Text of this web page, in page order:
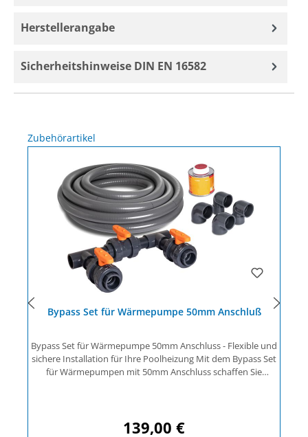
Herstellerangabe
Sicherheitshinweise DIN EN 16582
Produktgalerie überspringen
Zubehörartikel
Bypass Set für Wärmepumpe 50mm Anschluß
Bypass Set für Wärmepumpe 50mm Anschluss - Flexible und
sichere Installation für Ihre Poolheizung Mit dem Bypass Set
für Wärmepumpen mit 50mm Anschluss schaffen Sie
Dieses Set ermöglicht Ihnen eine kontrollierte
Regulärer Preis:
139,00 €